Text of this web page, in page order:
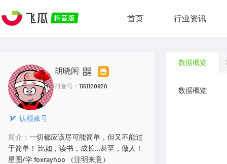
首页 行业资讯
认领账号
胡晓闲
抖音号： 1161120920
简介： 一切都应该尽可能简单，但又不能过
于简单！ 比如，读书，成长…甚至，做人！
星图/学 foxrayhoo （注明来意）
数据概览
数据概览